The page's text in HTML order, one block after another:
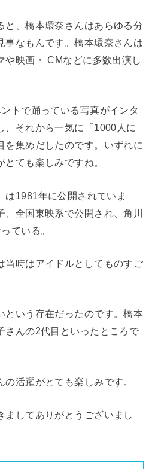
と、橋本環奈さんはあらゆる分
事なもんです。橋本環奈さんは
や映画・ CMなどに多数出演し
トで踊っている写真がインタ
、それから一気に「1000人に
を集めだしたのです。いずれに
ても楽しみですね。
は1981年に公開されていま
全国東映系で公開され、角川
ている。
当時はアイドルとしてものすご
という存在だったのです。橋本
さんの2代目といったところで
活躍がとても楽しみです。
ましてありがとうございまし